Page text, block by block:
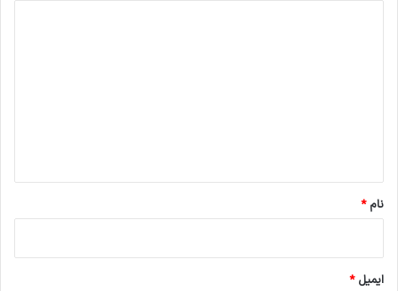
نام*
ایمیل*